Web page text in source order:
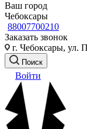
Ваш город
Чебоксары
88007700210
Заказать звонок
г. Чебоксары, ул.
Поиск
Войти